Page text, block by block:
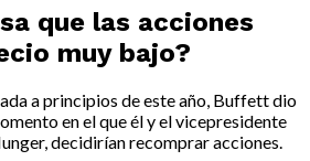
que las acciones
muy bajo?
a principios de este año, Buffett dio
en el que él y el vicepresidente
decidirían recomprar acciones.